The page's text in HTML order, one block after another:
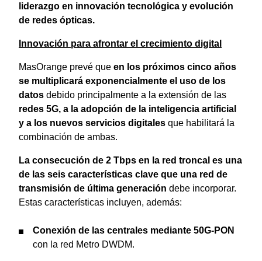
liderazgo en innovación tecnológica y evolución
de redes ópticas.
Innovación para afrontar el crecimiento digital
MasOrange prevé que en los próximos cinco años
se multiplicará exponencialmente el uso de los
datos debido principalmente a la extensión de las
redes 5G, a la adopción de la inteligencia artificial
y a los nuevos servicios digitales que habilitará la
combinación de ambas.
La consecución de 2 Tbps en la red troncal es una
de las seis características clave que una red de
transmisión de última generación debe incorporar.
Estas características incluyen, además:
Conexión de las centrales mediante 50G-PON
con la red Metro DWDM.